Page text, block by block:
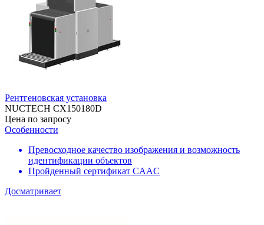
Рентгеновская установка
NUCTECH CX150180D
Цена по запросу
Особенности
Превосходное качество изображения и возможность
идентификации объектов
Пройденный сертификат CAAC
Досматривает